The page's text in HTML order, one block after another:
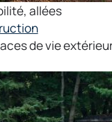
, allées
de vie